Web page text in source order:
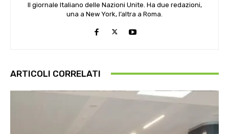
Il giornale Italiano delle Nazioni Unite. Ha due redazioni,
una a New York, l’altra a Roma.
ARTICOLI CORRELATI